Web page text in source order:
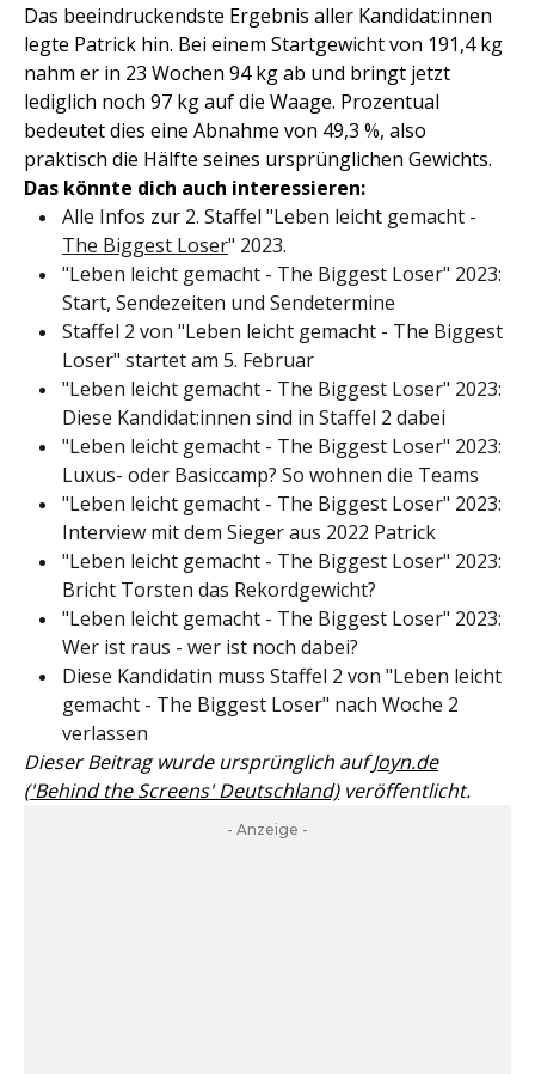
Das beeindruckendste Ergebnis aller Kandidat:innen
legte Patrick hin. Bei einem Startgewicht von 191,4 kg
nahm er in 23 Wochen 94 kg ab und bringt jetzt
lediglich noch 97 kg auf die Waage. Prozentual
bedeutet dies eine Abnahme von 49,3 %, also
praktisch die Hälfte seines ursprünglichen Gewichts.
Das könnte dich auch interessieren:
Alle Infos zur 2. Staffel "Leben leicht gemacht -
The Biggest Loser" 2023.
"Leben leicht gemacht - The Biggest Loser" 2023:
Start, Sendezeiten und Sendetermine
Staffel 2 von "Leben leicht gemacht - The Biggest
Loser" startet am 5. Februar
"Leben leicht gemacht - The Biggest Loser" 2023:
Diese Kandidat:innen sind in Staffel 2 dabei
"Leben leicht gemacht - The Biggest Loser" 2023:
Luxus- oder Basiccamp? So wohnen die Teams
"Leben leicht gemacht - The Biggest Loser" 2023:
Interview mit dem Sieger aus 2022 Patrick
"Leben leicht gemacht - The Biggest Loser" 2023:
Bricht Torsten das Rekordgewicht?
"Leben leicht gemacht - The Biggest Loser" 2023:
Wer ist raus - wer ist noch dabei?
Diese Kandidatin muss Staffel 2 von "Leben leicht
gemacht - The Biggest Loser" nach Woche 2
verlassen
Dieser Beitrag wurde ursprünglich aufJoyn.de
('Behind the Screens' Deutschland)veröffentlicht.
- Anzeige -